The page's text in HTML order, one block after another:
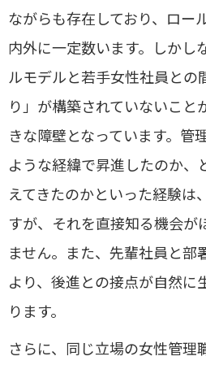
ながらも存在しており、ロー
内外に一定数います。しかし
ルモデルと若手女性社員との
り」が構築されていないこと
きな障壁となっています。管
ような経緯で昇進したのか、
えてきたのかといった経験は
すが、それを直接知る機会が
ません。また、先輩社員と部
より、後進との接点が自然に
ります。
さらに、同じ立場の女性管理